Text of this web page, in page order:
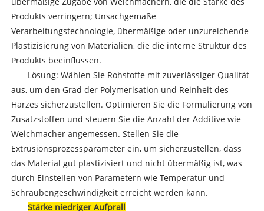
Produkts verringern; Unsachgemäße
Verarbeitungstechnologie, übermäßige oder unzureichende
Plastizisierung von Materialien, die die interne Struktur des
Produkts beeinflussen.
Lösung: Wählen Sie Rohstoffe mit zuverlässiger Qualität
aus, um den Grad der Polymerisation und Reinheit des
Harzes sicherzustellen. Optimieren Sie die Formulierung von
Zusatzstoffen und steuern Sie die Anzahl der Additive wie
Weichmacher angemessen. Stellen Sie die
Extrusionsprozessparameter ein, um sicherzustellen, dass
das Material gut plastizisiert und nicht übermäßig ist, was
durch Einstellen von Parametern wie Temperatur und
Schraubengeschwindigkeit erreicht werden kann.
Stärke niedriger Aufprall